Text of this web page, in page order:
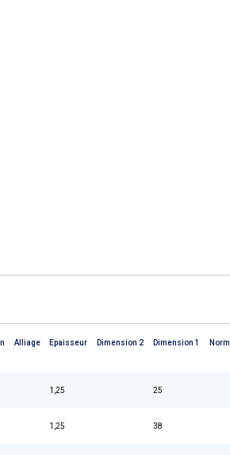
Alliage Epaisseur Dimension 2 Dimension 1
1,25 25
1,25 38